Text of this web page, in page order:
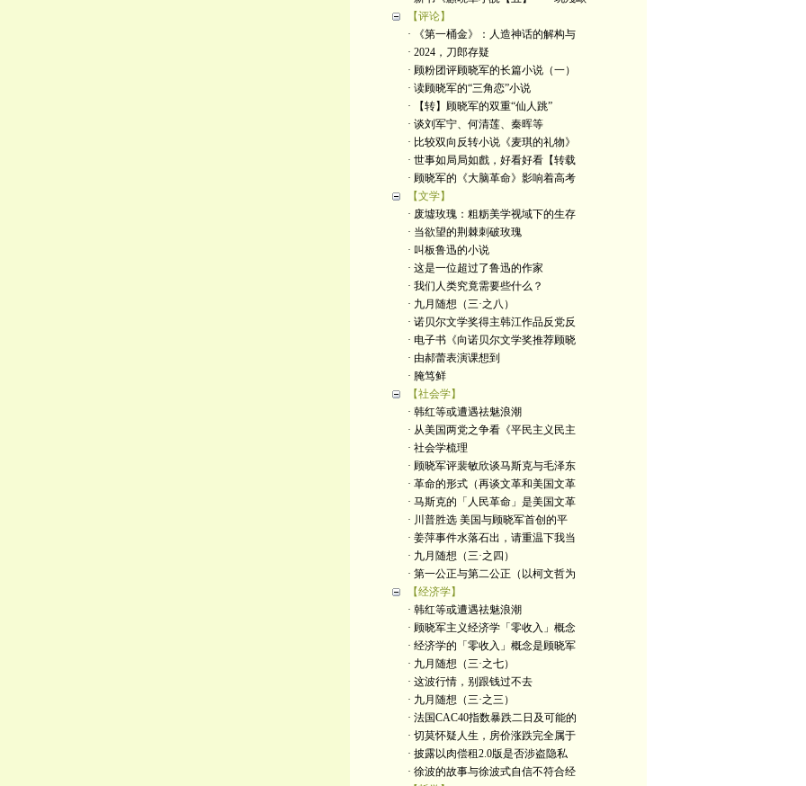
【评论】
· 《第一桶金》：人造神话的解构与
· 2024，刀郎存疑
· 顾粉团评顾晓军的长篇小说（一）
· 读顾晓军的“三角恋”小说
· 【转】顾晓军的双重“仙人跳”
· 谈刘军宁、何清莲、秦晖等
· 比较双向反转小说《麦琪的礼物》
· 世事如局局如戲，好看好看【转载
· 顾晓军的《大脑革命》影响着高考
【文学】
· 废墟玫瑰：粗粝美学视域下的生存
· 当欲望的荆棘刺破玫瑰
· 叫板鲁迅的小说
· 这是一位超过了鲁迅的作家
· 我们人类究竟需要些什么？
· 九月随想（三·之八）
· 诺贝尔文学奖得主韩江作品反党反
· 电子书《向诺贝尔文学奖推荐顾晓
· 由郝蕾表演课想到
· 腌笃鲜
【社会学】
· 韩红等或遭遇祛魅浪潮
· 从美国两党之争看《平民主义民主
· 社会学梳理
· 顾晓军评裴敏欣谈马斯克与毛泽东
· 革命的形式（再谈文革和美国文革
· 马斯克的「人民革命」是美国文革
· 川普胜选 美国与顾晓军首创的平
· 姜萍事件水落石出，请重温下我当
· 九月随想（三·之四）
· 第一公正与第二公正（以柯文哲为
【经济学】
· 韩红等或遭遇祛魅浪潮
· 顾晓军主义经济学「零收入」概念
· 经济学的「零收入」概念是顾晓军
· 九月随想（三·之七）
· 这波行情，别跟钱过不去
· 九月随想（三·之三）
· 法国CAC40指数暴跌二日及可能的
· 切莫怀疑人生，房价涨跌完全属于
· 披露以肉偿租2.0版是否涉盗隐私
· 徐波的故事与徐波式自信不符合经